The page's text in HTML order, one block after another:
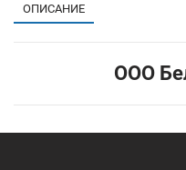
ОПИСАНИЕ
ООО